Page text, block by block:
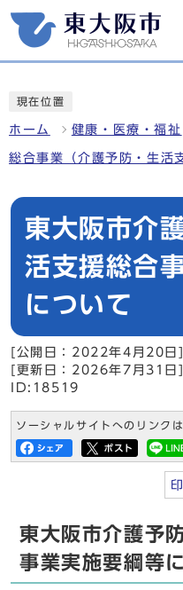
現在位置
ホーム 健康・医療・福祉
総合事業（介護予防・生活
東大阪市介
活支援総合
について
[公開日：2022年4月20日]
[更新日：2026年7月31日]
ID:18519
ソーシャルサイトへのリンク
東大阪市介護予
事業実施要綱等